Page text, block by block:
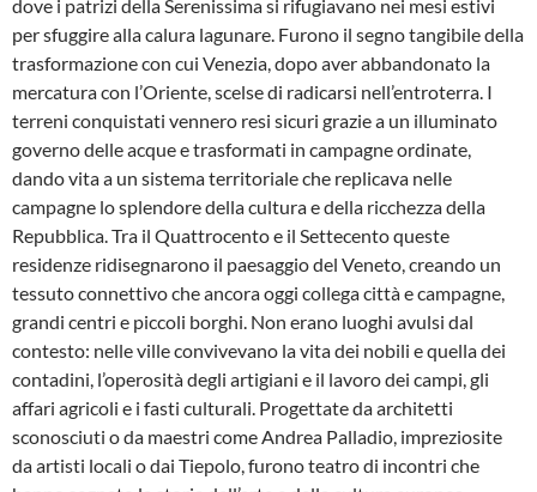
dove i patrizi della Serenissima si rifugiavano nei mesi estivi
per sfuggire alla calura lagunare. Furono il segno tangibile della
trasformazione con cui Venezia, dopo aver abbandonato la
mercatura con l’Oriente, scelse di radicarsi nell’entroterra. I
terreni conquistati vennero resi sicuri grazie a un illuminato
governo delle acque e trasformati in campagne ordinate,
dando vita a un sistema territoriale che replicava nelle
campagne lo splendore della cultura e della ricchezza della
Repubblica. Tra il Quattrocento e il Settecento queste
residenze ridisegnarono il paesaggio del Veneto, creando un
tessuto connettivo che ancora oggi collega città e campagne,
grandi centri e piccoli borghi. Non erano luoghi avulsi dal
contesto: nelle ville convivevano la vita dei nobili e quella dei
contadini, l’operosità degli artigiani e il lavoro dei campi, gli
affari agricoli e i fasti culturali. Progettate da architetti
sconosciuti o da maestri come Andrea Palladio, impreziosite
da artisti locali o dai Tiepolo, furono teatro di incontri che